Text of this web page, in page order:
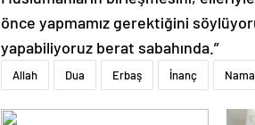
önce yapmamız gerektiğini
yapabiliyoruz berat sabahında.”
Allah Dua Erbaş İnanç